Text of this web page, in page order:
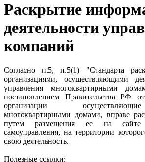
Раскрытие
деятельности
компаний
Согласно п.5, п.5(1) "Стандарта
организациями, осуществляющими
управления многоквартирными
постановлением Правительства РФ
организации
многоквартирными домами, вправе
путем размещения ее на сайте
самоуправления, на территории
свою деятельность.
Полезные ссылки: